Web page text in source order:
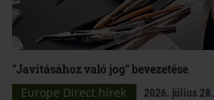
"Javításához való jog" bevezetése
Europe Direct hírek
2026. július 28.